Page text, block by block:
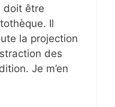
doit être
Il
la projection
des
Je m’en